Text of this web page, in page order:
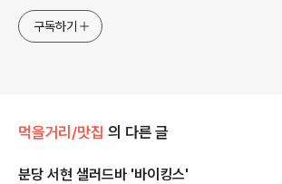
구독하기
먹을거리/맛집 의 다른 글
분당 서현 샐러드바 '바이킹스'